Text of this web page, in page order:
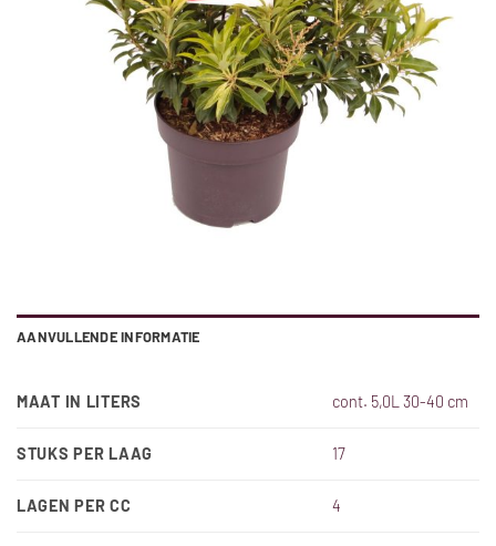
AANVULLENDE INFORMATIE
MAAT IN LITERS cont. 5,0L 30-40 cm
STUKS PER LAAG 17
LAGEN PER CC 4